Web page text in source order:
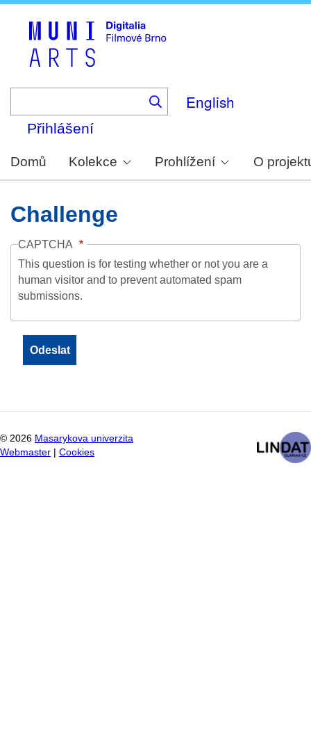
English
Přihlášení
Domů Kolekce Prohlížení O
Challenge
CAPTCHA
This question is for testing whether or not you are a
human visitor and to prevent automated spam
submissions.
© 2026 Masarykova univerzita
Webmaster
Cookies